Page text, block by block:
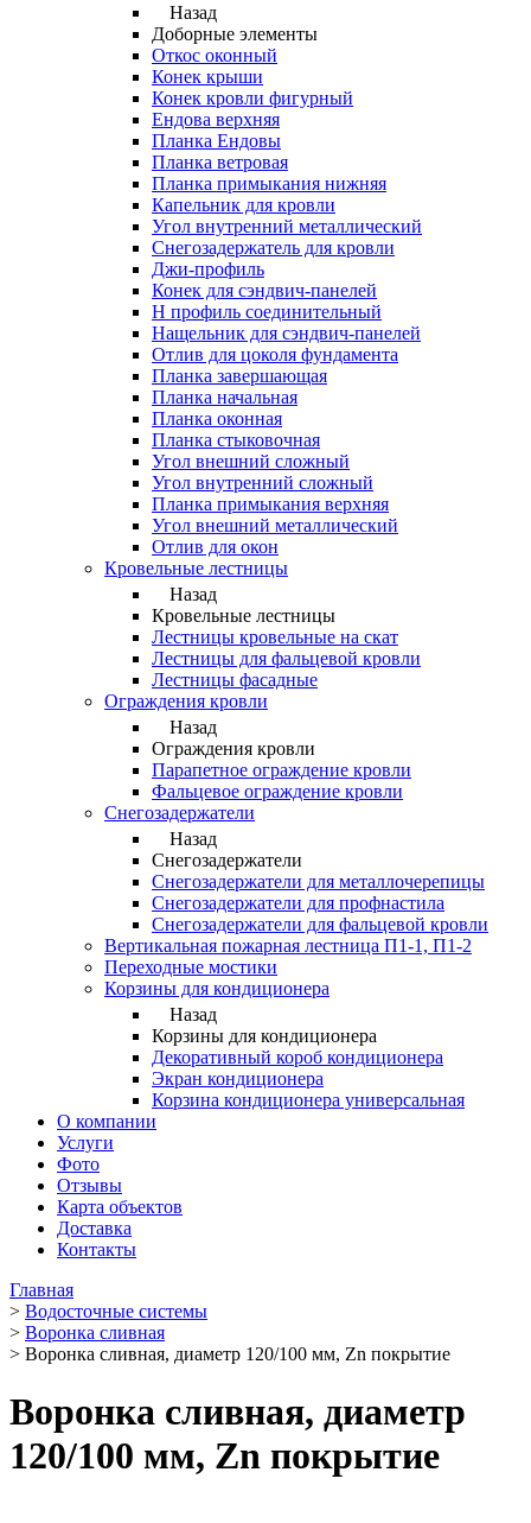
Назад
Доборные элементы
Откос оконный
Конек крыши
Конек кровли фигурный
Ендова верхняя
Планка Ендовы
Планка ветровая
Планка примыкания нижняя
Капельник для кровли
Угол внутренний металлический
Снегозадержатель для кровли
Джи-профиль
Конек для сэндвич-панелей
Н профиль соединительный
Нащельник для сэндвич-панелей
Отлив для цоколя фундамента
Планка завершающая
Планка начальная
Планка оконная
Планка стыковочная
Угол внешний сложный
Угол внутренний сложный
Планка примыкания верхняя
Угол внешний металлический
Отлив для окон
Кровельные лестницы
Назад
Кровельные лестницы
Лестницы кровельные на скат
Лестницы для фальцевой кровли
Лестницы фасадные
Ограждения кровли
Назад
Ограждения кровли
Парапетное ограждение кровли
Фальцевое ограждение кровли
Снегозадержатели
Назад
Снегозадержатели
Снегозадержатели для металлочерепицы
Снегозадержатели для профнастила
Снегозадержатели для фальцевой кровли
Вертикальная пожарная лестница П1-1, П1-2
Переходные мостики
Корзины для кондиционера
Назад
Корзины для кондиционера
Декоративный короб кондиционера
Экран кондиционера
Корзина кондиционера универсальная
О компании
Услуги
Фото
Отзывы
Карта объектов
Доставка
Контакты
Главная
> Водосточные системы
> Воронка сливная
> Воронка сливная, диаметр 120/100 мм, Zn покрытие
Воронка сливная, диаметр
120/100 мм, Zn покрытие